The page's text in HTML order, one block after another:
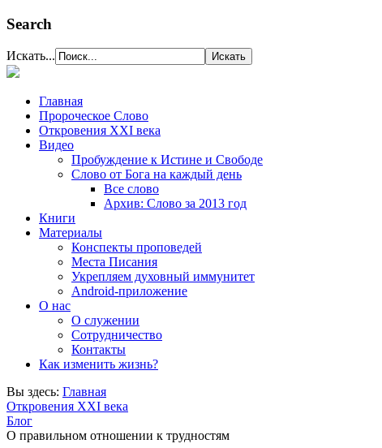
Search
Искать...
Главная
Пророческое Слово
Откровения ХХІ века
Видео
Пробуждение к Истине и Свободе
Слово от Бога на каждый день
Все слово
Архив: Слово за 2013 год
Книги
Материалы
Конспекты проповедей
Места Писания
Укрепляем духовный иммунитет
Android-приложение
О нас
О служении
Сотрудничество
Контакты
Как изменить жизнь?
Вы здесь: Главная
Откровения ХХІ века
Блог
О правильном отношении к трудностям